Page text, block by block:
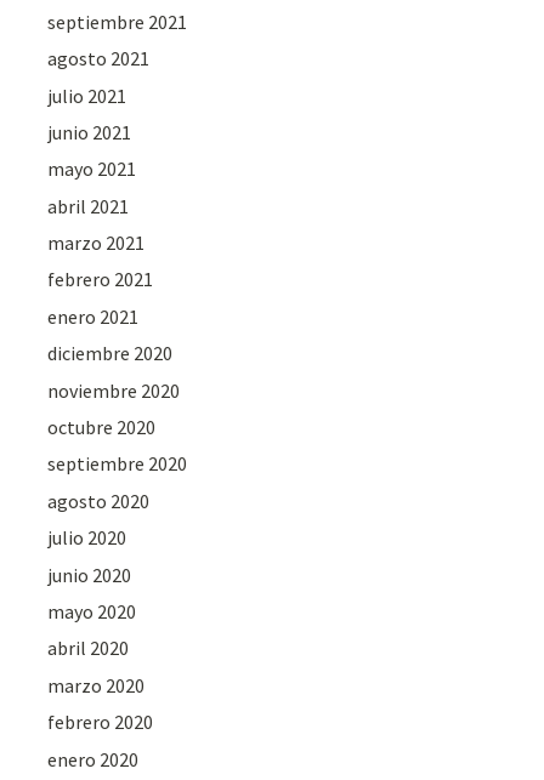
septiembre 2021
agosto 2021
julio 2021
junio 2021
mayo 2021
abril 2021
marzo 2021
febrero 2021
enero 2021
diciembre 2020
noviembre 2020
octubre 2020
septiembre 2020
agosto 2020
julio 2020
junio 2020
mayo 2020
abril 2020
marzo 2020
febrero 2020
enero 2020